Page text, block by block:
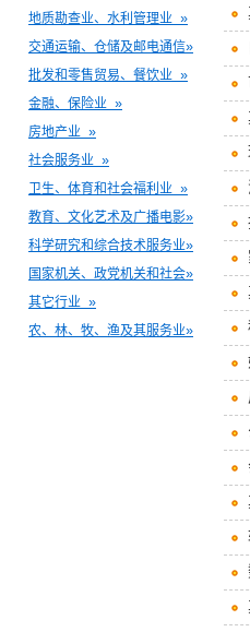
地质勘查业、水利管理业 »
交通运输、仓储及邮电通信»
批发和零售贸易、餐饮业 »
金融、保险业 »
房地产业 »
社会服务业 »
卫生、体育和社会福利业 »
教育、文化艺术及广播电影»
科学研究和综合技术服务业»
国家机关、政党机关和社会»
其它行业 »
农、林、牧、渔及其服务业»